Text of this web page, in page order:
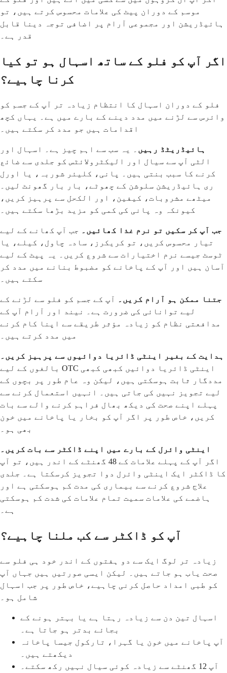
موسم کے دوران پیٹ کی علامات محسوس کرتے ہیں، تو
ہائیڈریشن اور مجموعی آرام پر اضافی توجہ دینا قابل
قدر ہے۔
اگر آپ کو فلو کے ساتھ اسہال ہو تو کیا
کرنا چاہیے؟
فلو کے دوران اسہال کا انتظام زیادہ تر آپ کے جسم کو
وائرس سے لڑنے میں مدد دینے کے بارے میں ہے۔ یہاں کچھ
اقدامات ہیں جو مدد کر سکتے ہیں۔
ہائیڈریٹڈ رہیں ۔ یہ سب سے اہم چیز ہے۔ اسہال اور
الٹی آپ سے سیال اور الیکٹرولائٹس کو جلدی سے ضائع
کرنے کا سبب بنتی ہیں۔ پانی، کلیئر شوربہ، یا اورل
ری ہائیڈریشن سلوشن کے چھوٹے، بار بار گھونٹ لیں۔
میٹھے مشروبات، کیفین، اور الکحل سے پرہیز کریں،
کیونکہ وہ پانی کی کمی کو مزید بڑھا سکتے ہیں۔
جب آپ کر سکیں تو نرم غذا کھائیں۔ جب آپ کھانے کے لیے
تیار محسوس کریں، تو کریکرز، سادہ چاول، کیلے، یا
ٹوسٹ جیسے نرم اختیارات سے شروع کریں۔ یہ پیٹ کے لیے
آسان ہیں اور آپ کے پاخانے کو مضبوط بنانے میں مدد کر
سکتے ہیں۔
جتنا ممکن ہو آرام کریں۔
آپ کے جسم کو فلو سے لڑنے کے
لیے توانائی کی ضرورت ہے۔ نیند اور آرام آپ کے
مدافعتی نظام کو زیادہ مؤثر طریقے سے اپنا کام کرنے
میں مدد کرتے ہیں۔
ہدایت کے بغیر اینٹی ڈائریا دوائیوں سے پرہیز کریں۔
بالغوں کے لیے OTC اینٹی ڈائریا دوائیں کبھی کبھی
مددگار ثابت ہوسکتی ہیں، لیکن وہ عام طور پر بچوں کے
لیے تجویز نہیں کی جاتی ہیں۔ انہیں استعمال کرنے سے
پہلے اپنے صحت کی دیکھ بھال فراہم کرنے والے سے بات
کریں، خاص طور پر اگر آپ کو بخار یا پاخانے میں خون
بھی ہو۔
اینٹی وائرل کے بارے میں اپنے ڈاکٹر سے بات کریں۔
اگر آپ کے پہلے علامات کے 48 گھنٹے کے اندر ہیں، تو آپ
کا ڈاکٹر ایک اینٹی وائرل دوا تجویز کرسکتا ہے۔ جلدی
علاج شروع کرنے سے بیماری کی مدت کم ہوسکتی ہے اور
ہاضمے کی علامات سمیت تمام علامات کی شدت کم ہوسکتی
ہے۔
آپ کو ڈاکٹر سے کب ملنا چاہیے؟
زیادہ تر لوگ ایک سے دو ہفتوں کے اندر خود ہی فلو سے
صحت یاب ہو جاتے ہیں۔ لیکن ایسی صورتیں ہیں جہاں آپ
کو طبی امداد حاصل کرنی چاہیے، خاص طور پر جب اسہال
شامل ہو۔
اسہال تین دن سے زیادہ رہتا ہے یا بہتر ہونے کے
بجائے بدتر ہو جاتا ہے۔
آپ پاخانے میں خون یا گہرا، تارکول جیسا پاخانہ
دیکھتے ہیں۔
آپ 12 گھنٹے سے زیادہ کوئی سیال نہیں رکھ سکتے۔